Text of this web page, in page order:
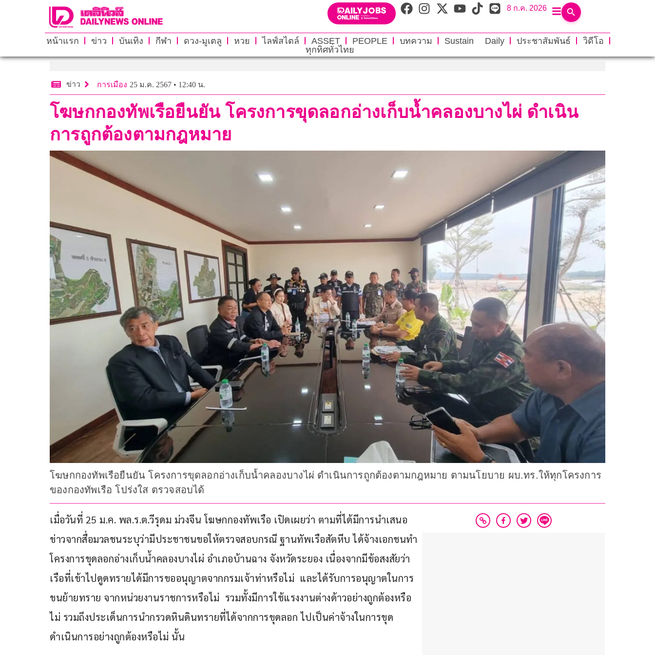
8 ก.ค. 2026
หน้าแรก ข่าว บันเทิง กีฬา ดวง-มูเตลู หวย ไลฟ์สไตล์ ASSET PEOPLE บทความ Sustain Daily ประชาสัมพันธ์
วิดีโอ
ทุกทิศทั่วไทย
ข่าว การเมือง 25 ม.ค. 2567 • 12:40 น.
โฆษกกองทัพเรือยืนยัน โครงการขุดลอกอ่างเก็บน้ำคลองบางไผ่ ดำเนิน
การถูกต้องตามกฎหมาย
โฆษกกองทัพเรือยืนยัน โครงการขุดลอกอ่างเก็บน้ำคลองบางไผ่ ดำเนินการถูกต้องตามกฎหมาย ตามนโยบาย ผบ.ทร.ให้ทุกโครงการ
ของกองทัพเรือ โปร่งใส ตรวจสอบได้
เมื่อวันที่ 25 ม.ค. พล.ร.ต.วีรุดม ม่วงจีน โฆษกกองทัพเรือ เปิดเผยว่า ตามที่ได้มีการนำเสนอ
ข่าวจากสื่อมวลชนระบุว่ามีประชาชนขอให้ตรวจสอบกรณี ฐานทัพเรือสัตหีบ ได้จ้างเอกชนทำ
โครงการขุดลอกอ่างเก็บน้ำคลองบางไผ่ อำเภอบ้านฉาง จังหวัดระยอง เนื่องจากมีข้อสงสัยว่า
เรือที่เข้าไปดูดทรายได้มีการขออนุญาตจากกรมเจ้าท่าหรือไม่  และได้รับการอนุญาตในการ
ขนย้ายทราย จากหน่วยงานราชการหรือไม่  รวมทั้งมีการใช้แรงงานต่างด้าวอย่างถูกต้องหรือ
ไม่ รวมถึงประเด็นการนำกรวดหินดินทรายที่ได้จากการขุดลอก ไปเป็นค่าจ้างในการขุด
ดำเนินการอย่างถูกต้องหรือไม่ นั้น